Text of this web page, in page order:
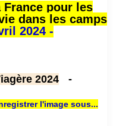
France pour les
dans les camps
2024 -
2024 -
l'image sous...